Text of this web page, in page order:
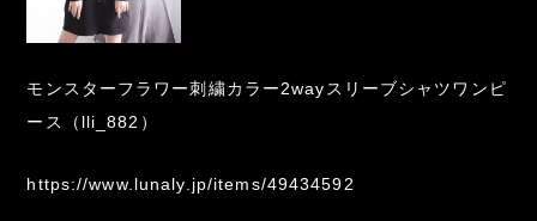
モンスターフラワー刺繍カラー2wayスリーブシャツワンピ
ース（lli_882）
https://www.lunaly.jp/items/49434592